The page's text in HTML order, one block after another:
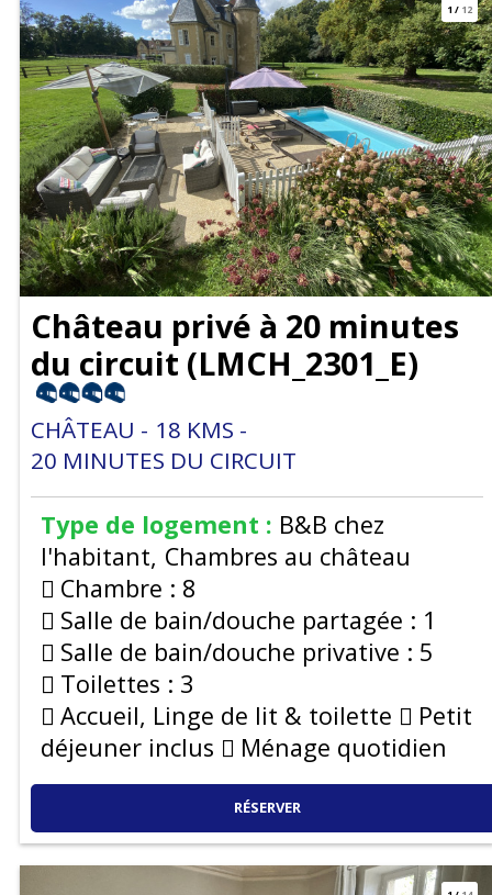
1/ 12
Château privé à 20 minutes
du circuit (LMCH_2301_E)
CHÂTEAU 18 KMS
20 MINUTES DU CIRCUIT
Type de logement : B&B chez
l'habitant Chambres au château
Chambre : 8
Salle de bain/douche partagée : 1
Salle de bain/douche privative : 5
Toilettes : 3
Accueil, Linge de lit & toilette
Petit
déjeuner inclus
Ménage quotidien
RÉSERVER